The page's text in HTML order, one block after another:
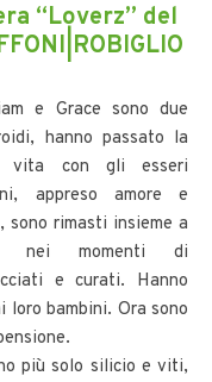
“Loverz” del
e Grace sono due
hanno passato la
vita con gli esseri
appreso amore e
sono rimasti insieme a
nei momenti di
e curati. Hanno
loro bambini. Ora sono
più solo silicio e viti,